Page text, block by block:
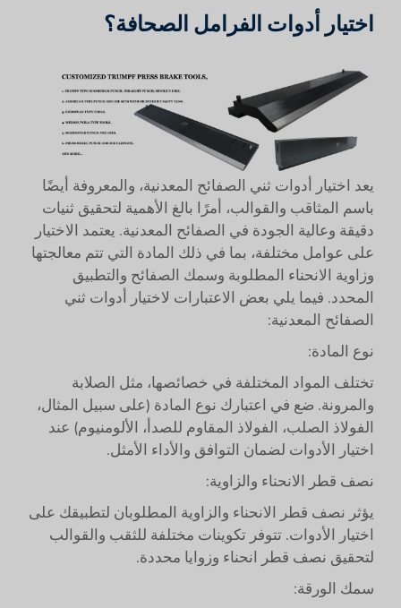
اختيار أدوات الفرامل الصحافة؟
يعد اختيار أدوات ثني الصفائح المعدنية، والمعروفة أيضًا
باسم المثاقب والقوالب، أمرًا بالغ الأهمية لتحقيق ثنيات
دقيقة وعالية الجودة في الصفائح المعدنية. يعتمد الاختيار
على عوامل مختلفة، بما في ذلك المادة التي تتم معالجتها
وزاوية الانحناء المطلوبة وسمك الصفائح والتطبيق
المحدد. فيما يلي بعض الاعتبارات لاختيار أدوات ثني
الصفائح المعدنية:
نوع المادة:
تختلف المواد المختلفة في خصائصها، مثل الصلابة
والمرونة. ضع في اعتبارك نوع المادة (على سبيل المثال،
الفولاذ الصلب، الفولاذ المقاوم للصدأ، الألومنيوم) عند
اختيار الأدوات لضمان التوافق والأداء الأمثل.
نصف قطر الانحناء والزاوية:
يؤثر نصف قطر الانحناء والزاوية المطلوبان لتطبيقك على
اختيار الأدوات. تتوفر تكوينات مختلفة للثقب والقوالب
لتحقيق نصف قطر انحناء وزوايا محددة.
سمك الورقة: